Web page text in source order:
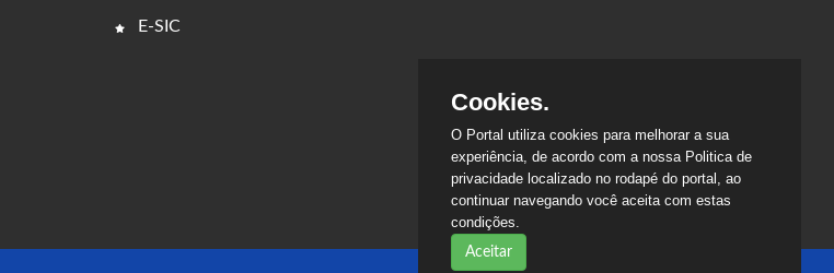
E-SIC
Cookies.
O Portal utiliza cookies para melhorar a sua
experiência, de acordo com a nossa Politica de
privacidade localizado no rodapé do portal, ao
continuar navegando você aceita com estas
condições.
Aceitar